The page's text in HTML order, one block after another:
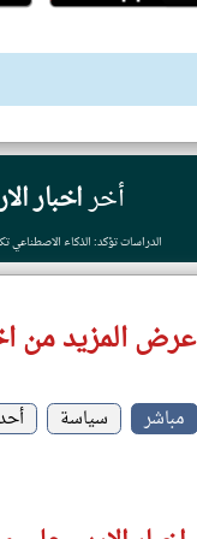
أخراخبار
الدراسات تؤكد: الذكاء الاصطناعي
عرض المزيد من
مباشر سياسة